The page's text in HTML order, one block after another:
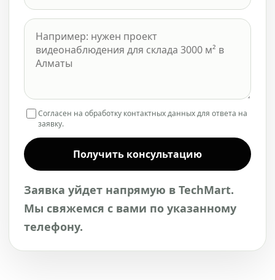
Согласен на обработку контактных данных для ответа на
заявку.
Получить консультацию
Заявка уйдет напрямую в TechMart.
Мы свяжемся с вами по указанному
телефону.